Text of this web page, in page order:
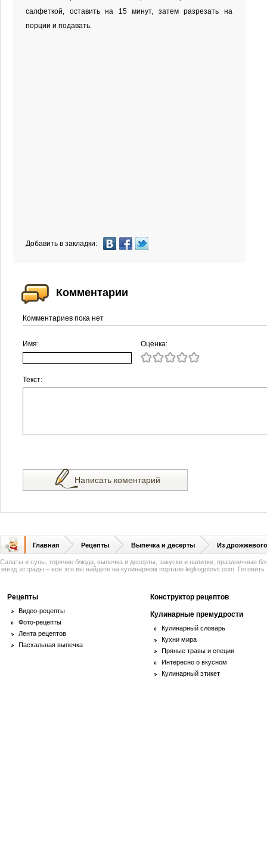
салфеткой, оставить на 15 минут, затем разрезать на
порции и подавать.
Добавить в закладки:
Комментарии
Комментариев пока нет
Имя: Оценка:
Текст:
Написать коментарий
Главная Рецепты Выпечка и десерты Из дрожжевого
Салаты и супы, горячие блюда, выпечка и десерты, закуски и напитки, праздничные
звезд эстрады – все это вы найдете на кулинарном портале legkogotovit.com. Готовить
Рецепты
Видео-рецепты
Фото-рецепты
Лента рецептов
Пасхальная выпечка
Конструктор рецептов
Кулинарные премудрости
Кулинарный словарь
Кухни мира
Пряные травы и специи
Интересно о вкусном
Кулинарный этикет